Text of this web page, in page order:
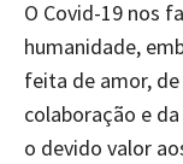
O Covid-19 nos
humanidade,
feita de amor,
colaboração e
o devido valor